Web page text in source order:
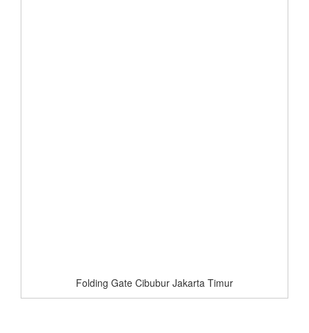
Folding Gate Cibubur Jakarta Timur